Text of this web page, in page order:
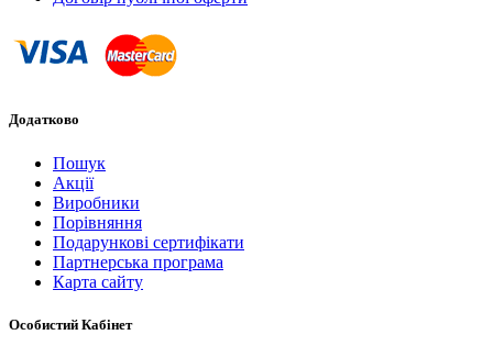
Додатково
Пошук
Акції
Виробники
Порівняння
Подарункові сертифікати
Партнерська програма
Карта сайту
Особистий Кабінет